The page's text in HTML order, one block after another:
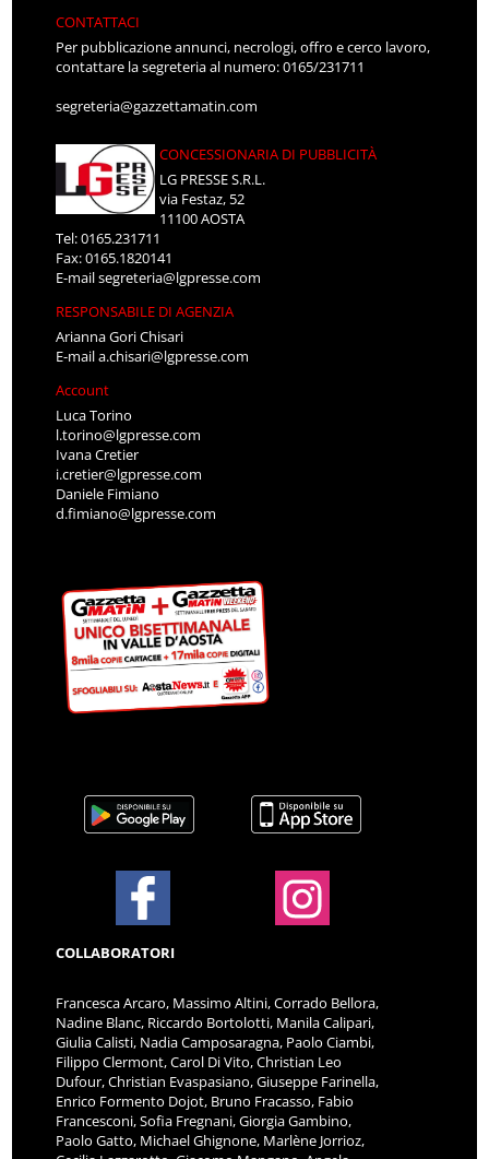
CONTATTACI
Per pubblicazione annunci, necrologi, offro e cerco lavoro,
contattare la segreteria al numero: 0165/231711
segreteria@gazzettamatin.com
CONCESSIONARIA DI PUBBLICITÀ
LG PRESSE S.R.L.
via Festaz, 52
11100 AOSTA
Tel: 0165.231711
Fax: 0165.1820141
E-mailsegreteria@lgpresse.com
RESPONSABILE DI AGENZIA
Arianna Gori Chisari
E-maila.chisari@lgpresse.com
Account
Luca Torino
l.torino@lgpresse.com
Ivana Cretier
i.cretier@lgpresse.com
Daniele Fimiano
d.fimiano@lgpresse.com
COLLABORATORI
Francesca Arcaro, Massimo Altini, Corrado Bellora,
Nadine Blanc, Riccardo Bortolotti, Manila Calipari,
Giulia Calisti, Nadia Camposaragna, Paolo Ciambi,
Filippo Clermont, Carol Di Vito, Christian Leo
Dufour, Christian Evaspasiano, Giuseppe Farinella,
Enrico Formento Dojot, Bruno Fracasso, Fabio
Francesconi, Sofia Fregnani, Giorgia Gambino,
Paolo Gatto, Michael Ghignone, Marlène Jorrioz,